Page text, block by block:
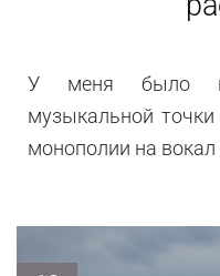
У меня было
музыкальной
монополии на вокал